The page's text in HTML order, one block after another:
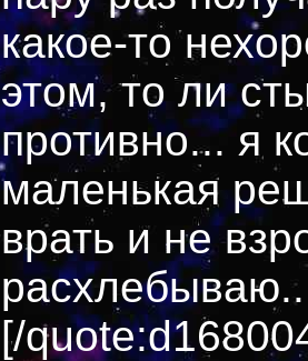
какое-то
этом, то ли
противно... я
маленькая
врать и не
[/